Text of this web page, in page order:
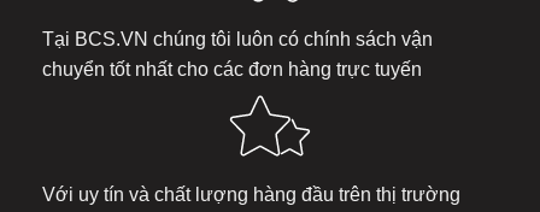
Tại BCS.VN chúng tôi luôn có chính sách vận
chuyển tốt nhất cho các đơn hàng trực tuyến
Với uy tín và chất lượng hàng đầu trên thị trường